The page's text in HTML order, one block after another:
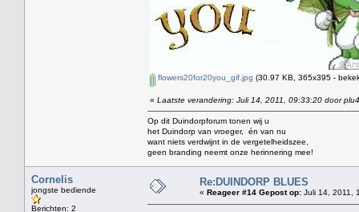
flowers20for20you_gif.jpg (30.97 KB, 365x395 -
« Laatste verandering: Juli 14, 2011, 09:33:20 door plu4
Op dit Duindorpforum tonen wij u
het Duindorp van vroeger, én van nu
want niets verdwijnt in de vergetelheidszee,
geen branding neemt onze herinnering mee!
Cornelis
jongste bediende
Berichten: 2
Re:DUINDORP BLUES
« Reageer #14 Gepost op: Juli 14, 2011,